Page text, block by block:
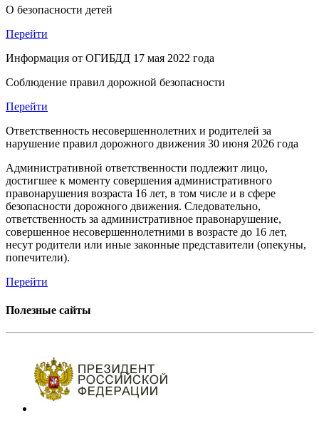
О безопасности детей
Перейти
Информация от ОГИБДД 17 мая 2022 года
Соблюдение правил дорожной безопасности
Перейти
Ответственность несовершеннолетних и родителей за
нарушение правил дорожного движения 30 июня 2026 года
Административной ответственности подлежит лицо,
достигшее к моменту совершения административного
правонарушения возраста 16 лет, в том числе и в сфере
безопасности дорожного движения. Следовательно,
ответственность за административное правонарушение,
совершенное несовершеннолетними в возрасте до 16 лет,
несут родители или иные законные представители (опекуны,
попечители).
Перейти
Полезные сайты